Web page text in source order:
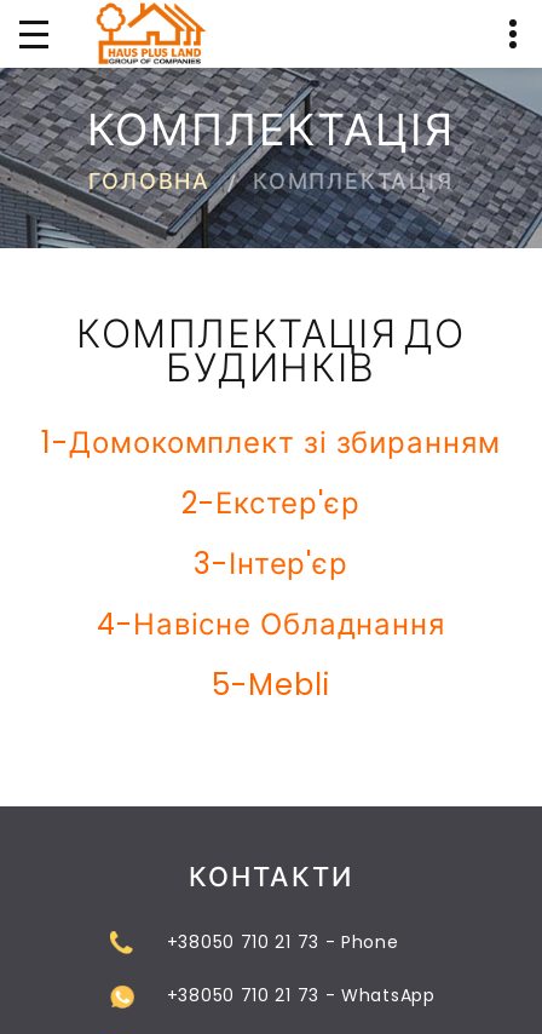
КОМПЛЕКТАЦІЯ
ГОЛОВНА КОМПЛЕКТАЦІЯ
КОМПЛЕКТАЦІЯ ДО
БУДИНКІВ
1-Домокомплект зі збиранням
2-Екстер'єр
3-Інтер'єр
4-Навісне Обладнання
5-Mebli
КОНТАКТИ
+38050 710 21 73 - Phone
+38050 710 21 73 - WhatsApp